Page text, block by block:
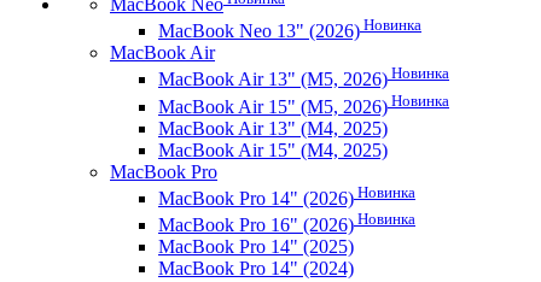
MacBook Neo 13" (2026) Новинка
MacBook Air
MacBook Air 13" (M5, 2026) Новинка
MacBook Air 15" (M5, 2026) Новинка
MacBook Air 13" (M4, 2025)
MacBook Air 15" (M4, 2025)
MacBook Pro
MacBook Pro 14" (2026) Новинка
MacBook Pro 16" (2026) Новинка
MacBook Pro 14" (2025)
MacBook Pro 14" (2024)